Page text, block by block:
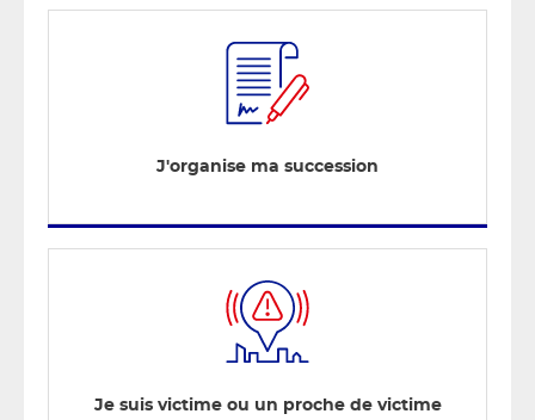
J'organise ma succession
Je suis victime ou un proche de victime